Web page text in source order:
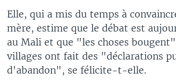
Elle, qui a mis du temps à
mère, estime que le débat est
au Mali et que "les choses
villages ont fait des "déclarations
d'abandon", se félicite-t-elle.